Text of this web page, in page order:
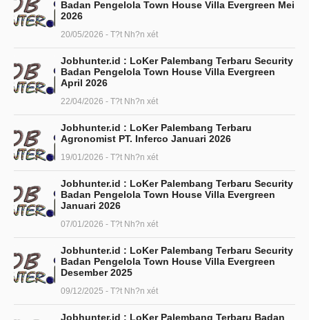
Badan Pengelola Town House Villa Evergreen Mei
2026
20/05/2026 - T?t Nh?n xét
Jobhunter.id : LoKer Palembang Terbaru Security
Badan Pengelola Town House Villa Evergreen
April 2026
22/04/2026 - T?t Nh?n xét
Jobhunter.id : LoKer Palembang Terbaru
Agronomist PT. Inferco Januari 2026
19/01/2026 - T?t Nh?n xét
Jobhunter.id : LoKer Palembang Terbaru Security
Badan Pengelola Town House Villa Evergreen
Januari 2026
07/01/2026 - T?t Nh?n xét
Jobhunter.id : LoKer Palembang Terbaru Security
Badan Pengelola Town House Villa Evergreen
Desember 2025
09/12/2025 - T?t Nh?n xét
Jobhunter.id : LoKer Palembang Terbaru Badan